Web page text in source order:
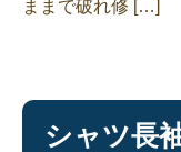
ままで破れ修 […]
シャツ長